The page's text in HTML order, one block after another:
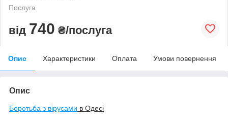
Послуга
від 740 ₴/послуга
Опис Характеристики Оплата Умови повернення
Опис
Боротьба з вірусами в Одесі